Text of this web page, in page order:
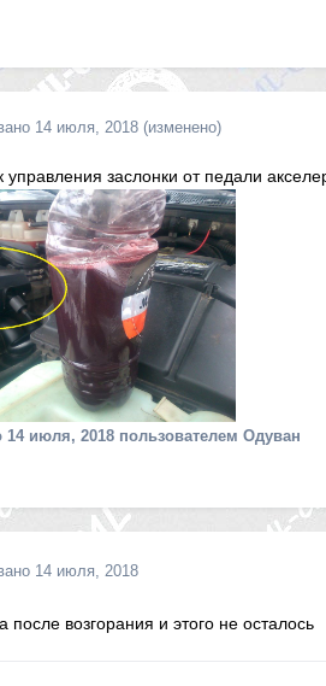
14 июля, 2018 (изменено)
управления заслонки от педали
14 июля, 2018пользователем Одуван
14 июля, 2018
после возгорания и этого не осталось